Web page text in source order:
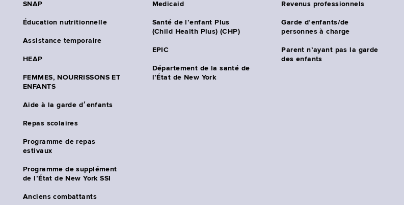
SNAP
Éducation nutritionnelle
Assistance temporaire
HEAP
FEMMES, NOURRISSONS ET
ENFANTS
Aide à la garde d׳enfants
Repas scolaires
Programme de repas
estivaux
Programme de supplément
de l’État de New York SSI
Anciens combattants
Medicaid
Santé de l’enfant Plus
(Child Health Plus) (CHP)
EPIC
Département de la santé de
l’État de New York
Revenus professionnels
Garde d’enfants/de
personnes à charge
Parent n’ayant pas la garde
des enfants